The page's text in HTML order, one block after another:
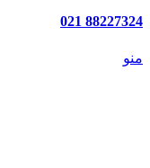
88227324 021
منو